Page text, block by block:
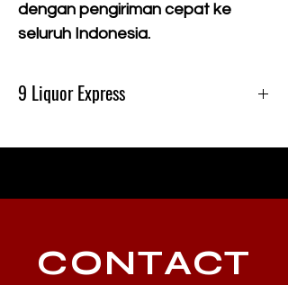
dengan pengiriman cepat ke
seluruh Indonesia.
9 Liquor Express
dan Gratis Pengiriman Minimal belanja
CONTACT